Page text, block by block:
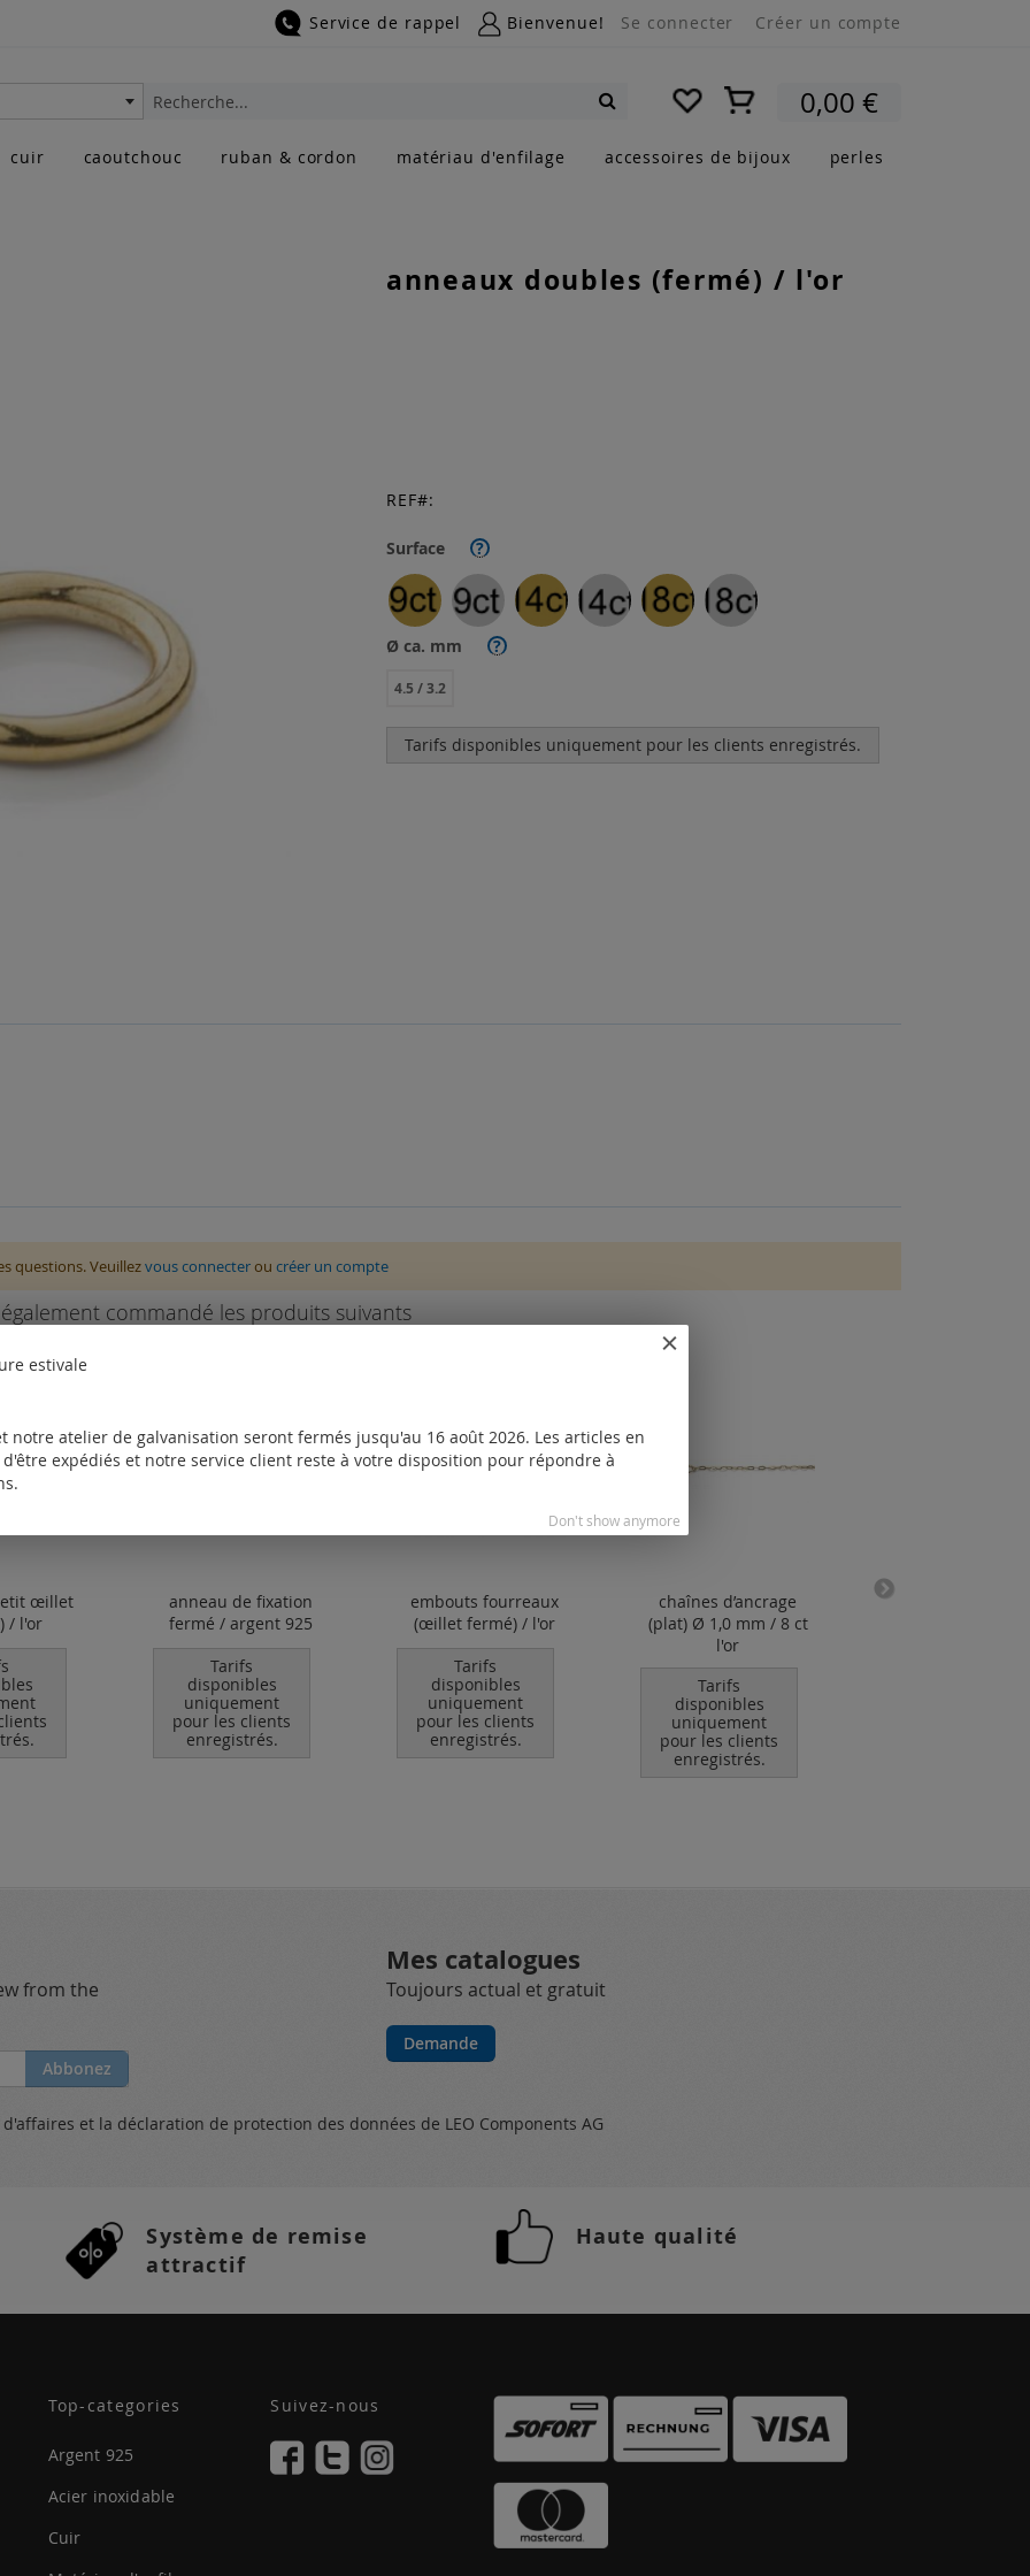
Service de rappel Bienvenue! Se connecter Créer un compte
Mon panier0,00 €
Rechercher
cuir caoutchouc ruban & cordon matériau d'enfilage accessoires de bijoux perles
anneaux doubles (fermé) / l'or
Surface ?
Ø ca. mm ?
4.5 / 3.2
Tarifs disponibles uniquement pour les clients enregistrés.
REF
questions. Veuillezvous connecterou créer un compte
commandé les produits suivants
œillet
/ l'or
anneau de fixation
fermé / argent 925
Tarifs
disponibles
uniquement
pour les clients
enregistrés.
embouts fourreaux
(œillet fermé) / l'or
Tarifs
disponibles
uniquement
pour les clients
enregistrés.
chaînes d’ancrage
(plat) Ø 1,0 mm / 8 ct
l'or
Tarifs
disponibles
uniquement
pour les clients
enregistrés.
boucle d'oreille
from the
Abbonez
Mes catalogues
Toujours actual et gratuit
Demande
d'affaires et la déclaration de protection des données de LEO Components AG
Système de remise
attractif
Haute qualité
Top-categories
Argent 925
Acier inoxidable
Cuir
Suivez-nous
estivale
notre atelier de galvanisation seront fermés jusqu'au 16 août 2026. Les articles en
expédiés et notre service client reste à votre disposition pour répondre à
Don't show anymore